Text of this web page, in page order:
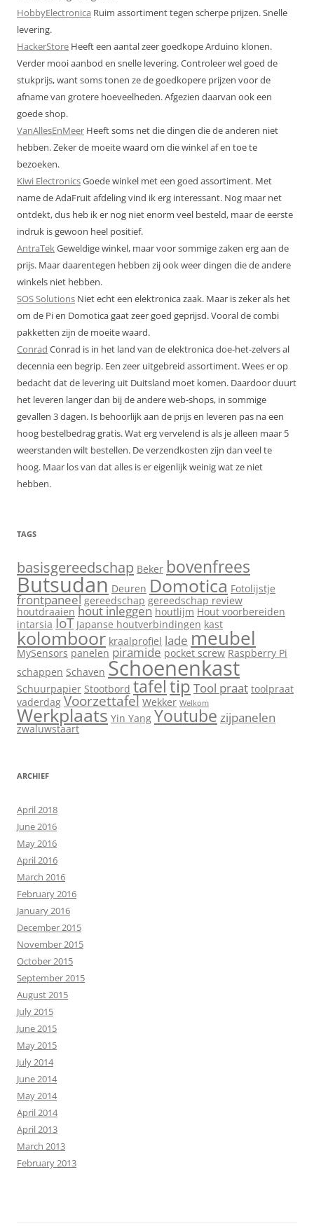
HobbyElectronica Ruim assortiment tegen scherpe prijzen. Snelle
levering.
HackerStore Heeft een aantal zeer goedkope Arduino klonen.
Verder mooi aanbod en snelle levering. Controleer wel goed de
stukprijs, want soms tonen ze de goedkopere prijzen voor de
afname van grotere hoeveelheden. Afgezien daarvan ook een
goede shop.
VanAllesEnMeer Heeft soms net die dingen die de anderen niet
hebben. Zeker de moeite waard om die winkel af en toe te
bezoeken.
Kiwi ElectronicsGoede winkel met een goed assortiment. Met
name de AdaFruit afdeling vind ik erg interessant. Nog maar net
ontdekt, dus heb ik er nog niet enorm veel besteld, maar de eerste
indruk is gewoon heel positief.
AntraTek Geweldige winkel, maar voor sommige zaken erg aan de
prijs. Maar daarentegen hebben zij ook weer dingen die de andere
winkels niet hebben.
SOS Solutions Niet echt een elektronica zaak. Maar is zeker als het
om de Pi en Domotica gaat zeer goed geprijsd. Vooral de combi
pakketten zijn de moeite waard.
Conrad Conrad is in het land van de elektronica doe-het-zelvers al
decennia een begrip. Een zeer uitgebreid assortiment. Wees er op
bedacht dat de levering uit Duitsland moet komen. Daardoor duurt
het leveren langer dan bij de andere web-shops, in sommige
gevallen 3 dagen. Is behoorlijk aan de prijs en leveren pas na een
hoog bestelbedrag gratis. Wat erg vervelend is als je alleen maar 5
weerstanden wilt bestellen. De verzendkosten zijn dan veel te
hoog. Maar los van dat alles is er eigenlijk weinig wat ze niet
hebben.
TAGS
basisgereedschap Beker bovenfrees
Butsudan Deuren Domotica Fotolijstje
frontpaneel gereedschap gereedschap review
houtdraaien hout inleggen houtlijm Hout voorbereiden
intarsia IoT Japanse houtverbindingen kast
kolomboor kraalprofiel lade meubel
MySensors panelen piramide pocket screw Raspberry Pi
schappen Schaven Schoenenkast
Schuurpapier Stootbord tafeltipTool praat toolpraat
vaderdag Voorzettafel Wekker Welkom
Werkplaats Yin Yang Youtube zijpanelen
zwaluwstaart
ARCHIEF
April 2018
June 2016
May 2016
April 2016
March 2016
February 2016
January 2016
December 2015
November 2015
October 2015
September 2015
August 2015
July 2015
June 2015
May 2015
July 2014
June 2014
May 2014
April 2014
April 2013
March 2013
February 2013